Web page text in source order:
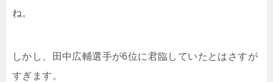
ね。
しかし、田中広輔選手が6位に君臨していたとはさすが
すぎます。